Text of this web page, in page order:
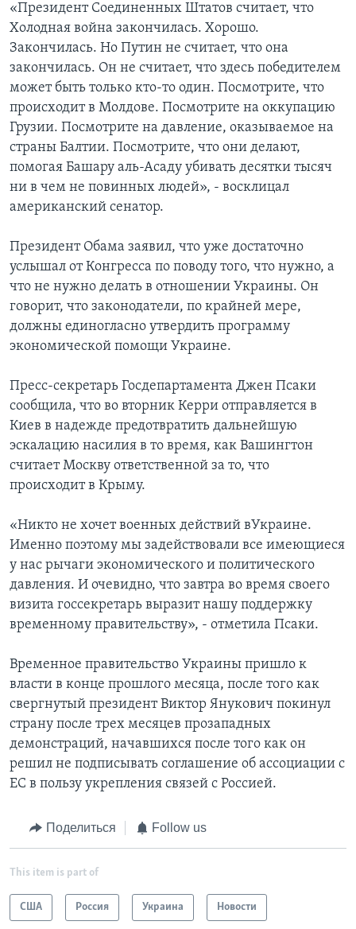
«Президент Соединенных Штатов считает, что
Холодная война закончилась. Хорошо.
Закончилась. Но Путин не считает, что она
закончилась. Он не считает, что здесь победителем
может быть только кто-то один. Посмотрите, что
происходит в Молдове. Посмотрите на оккупацию
Грузии. Посмотрите на давление, оказываемое на
страны Балтии. Посмотрите, что они делают,
помогая Башару аль-Асаду убивать десятки тысяч
ни в чем не повинных людей», - восклицал
американский сенатор.
Президент Обама заявил, что уже достаточно
услышал от Конгресса по поводу того, что нужно, а
что не нужно делать в отношении Украины. Он
говорит, что законодатели, по крайней мере,
должны единогласно утвердить программу
экономической помощи Украине.
Пресс-секретарь Госдепартамента Джен Псаки
сообщила, что во вторник Керри отправляется в
Киев в надежде предотвратить дальнейшую
эскалацию насилия в то время, как Вашингтон
считает Москву ответственной за то, что
происходит в Крыму.
«Никто не хочет военных действий вУкраине.
Именно поэтому мы задействовали все имеющиеся
у нас рычаги экономического и политического
давления. И очевидно, что завтра во время своего
визита госсекретарь выразит нашу поддержку
временному правительству», - отметила Псаки.
Временное правительство Украины пришло к
власти в конце прошлого месяца, после того как
свергнутый президент Виктор Янукович покинул
страну после трех месяцев прозападных
демонстраций, начавшихся после того как он
решил не подписывать соглашение об ассоциации с
ЕС в пользу укрепления связей с Россией.
Поделиться Follow us
This item is part of
США Россия Украина Новости